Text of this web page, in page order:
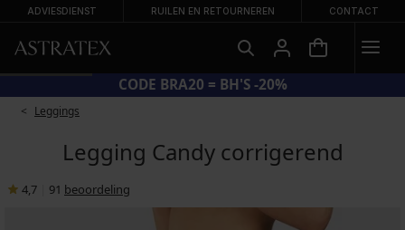
ADVIESDIENST RUILEN EN RETOURNEREN CONTACT
CODE BRA20 = BH'S -20%
Leggings
Legging Candy corrigerend
4,7 91 beoordeling